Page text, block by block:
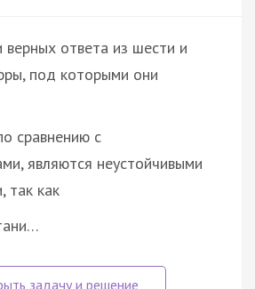
верных ответа из шести и
под которыми они
сравнению с
являются неустойчивыми
так как